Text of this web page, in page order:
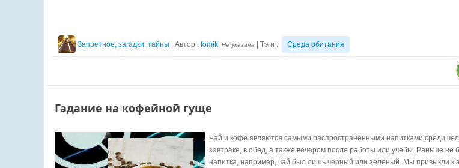
Запретное, загадки, тайны | Автор : fomik, Не указана | Тэги : Среда обитания
Гадание на кофейной гуще
Чай и кофе являются самыми распространенными напитками среди
завтраке, в обед, а также вечером после работы или учебы. Раньше не
напитка, например, чай был лишь черный или зеленый. Мы привыкли к